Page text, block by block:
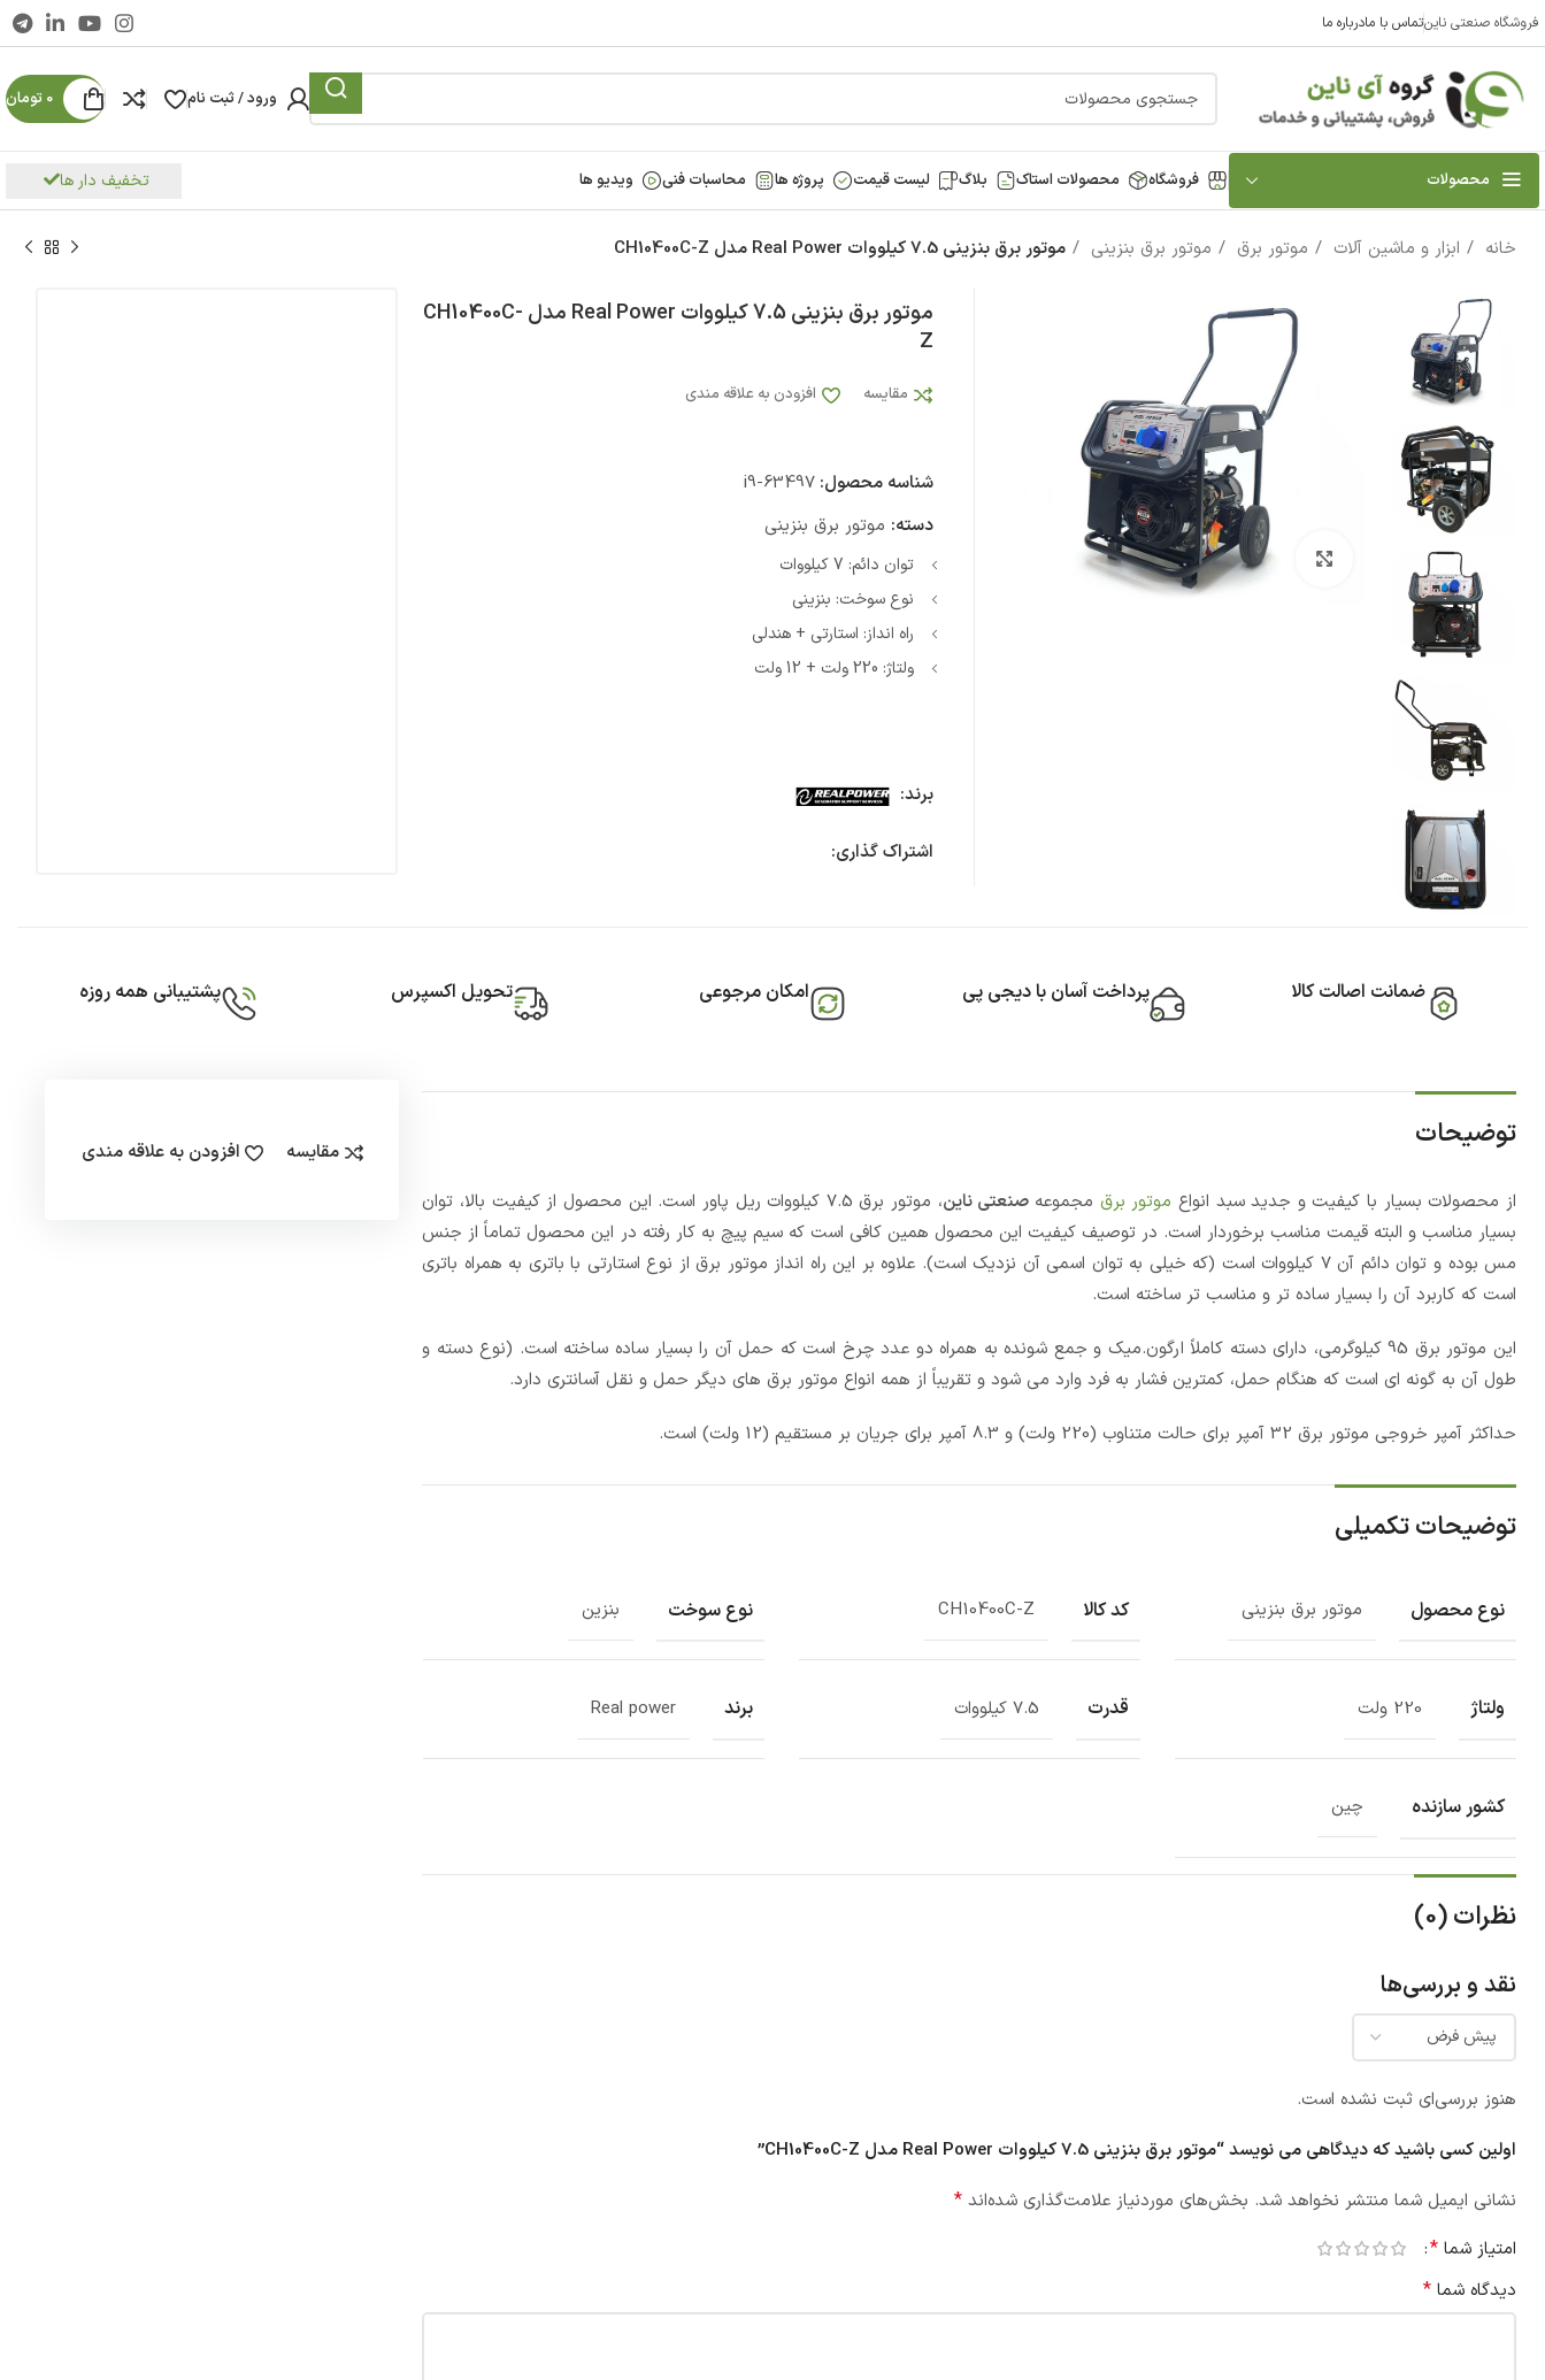
فروشگاه صنعتی ناینتماس با مادرباره ما
ورود / ثبت نام 0 تومان
محصولات فروشگاه محصولات استاک بلاگ لیست قیمت پروژه ها محاسبات فنی ویدیو ها تخفیف دار ها
خانه ابزار و ماشین آلات موتور برق موتور برق بنزینی موتور برق بنزینی 7.5 کیلووات Real Power مدل CH10400C-Z
بزرگنمایی تصویر
موتور برق بنزینی 7.5 کیلووات Real Power مدل CH10400C-
Z
مقایسه افزودن به علاقه مندی
شناسه محصول:i9-63497
دسته: موتور برق بنزینی
توان دائم: 7 کیلووات
نوع سوخت: بنزینی
راه انداز: استارتی + هندلی
ولتاژ: 220 ولت + 12 ولت
برند:
اشتراک گذاری:
ضمانت اصالت کالا پرداخت آسان با دیجی پی امکان مرجوعی تحویل اکسپرس پشتیبانی همه روزه
توضیحات
از محصولات بسیار با کیفیت و جدید سبد انواع موتور برق مجموعه صنعتی ناین
، موتور برق 7.5 کیلووات ریل پاور است. این محصول از کیفیت بالا، توان
بسیار مناسب و البته قیمت مناسب برخوردار است. در توصیف کیفیت این محصول همین کافی است که سیم پیچ به کار رفته در این محصول تماماً از جنس
مس بوده و توان دائم آن 7 کیلووات است (که خیلی به توان اسمی آن نزدیک است). علاوه بر این راه انداز موتور برق از نوع استارتی با باتری به همراه باتری
است که کاربرد آن را بسیار ساده تر و مناسب تر ساخته است.
این موتور برق 95 کیلوگرمی، دارای دسته کاملاً ارگون.میک و جمع شونده به همراه دو عدد چرخ است که حمل آن را بسیار ساده ساخته است. (نوع دسته و
طول آن به گونه ای است که هنگام حمل، کمترین فشار به فرد وارد می شود و تقریباً از همه انواع موتور برق های دیگر حمل و نقل آسانتری دارد.
حداکثر آمپر خروجی موتور برق 32 آمپر برای حالت متناوب (220 ولت) و 8.3 آمپر برای جریان بر مستقیم (12 ولت) است.
توضیحات تکمیلی
نوع محصول موتور برق بنزینی کد کالا CH10400C-Z نوع سوخت بنزین
ولتاژ 220 ولت قدرت 7.5 کیلووات برند Real power
کشور سازنده چین
نظرات (0)
نقد و بررسی‌ها
هنوز بررسی‌ای ثبت نشده است.
اولین کسی باشید که دیدگاهی می نویسد “موتور برق بنزینی 7.5 کیلووات Real Power مدل CH10400C-Z”
نشانی ایمیل شما منتشر نخواهد شد. بخش‌های موردنیاز علامت‌گذاری شده‌اند *
امتیاز شما *
دیدگاه شما *
مقایسه افزودن به علاقه مندی